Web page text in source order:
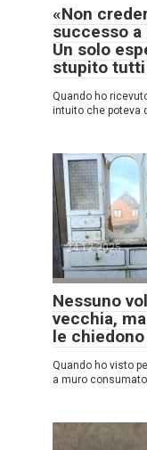
«Non
successo
Un solo
stupito tutti
Quando ho
intuito che poteva
24.12.2025
Nessuno
vecchia,
le
Quando ho visto
a muro consumato